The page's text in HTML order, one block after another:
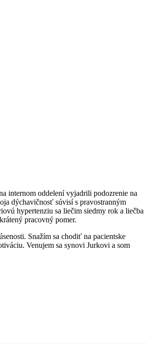
internom oddelení vyjadrili podozrenie na
dýchavičnosť súvisí s pravostranným
hypertenziu sa liečim siedmy rok a liečba
pracovný pomer.
Snažím sa chodiť na pacientske
Venujem sa synovi Jurkovi a som